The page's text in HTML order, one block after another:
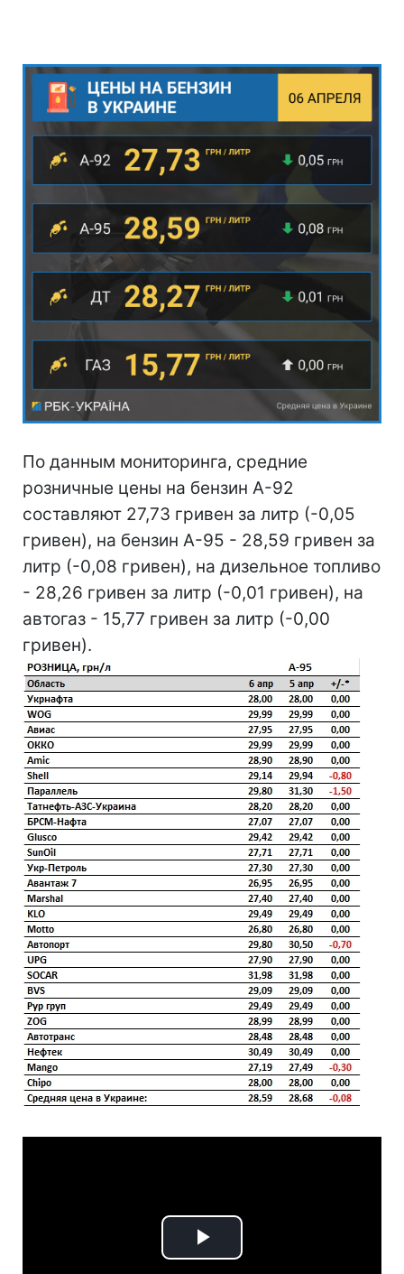
По данным мониторинга, средние
розничные цены на бензин А-92
составляют 27,73 гривен за литр (-0,05
гривен), на бензин А-95 - 28,59 гривен за
литр (-0,08 гривен), на дизельное топливо
- 28,26 гривен за литр (-0,01 гривен), на
автогаз - 15,77 гривен за литр (-0,00
гривен).
Play